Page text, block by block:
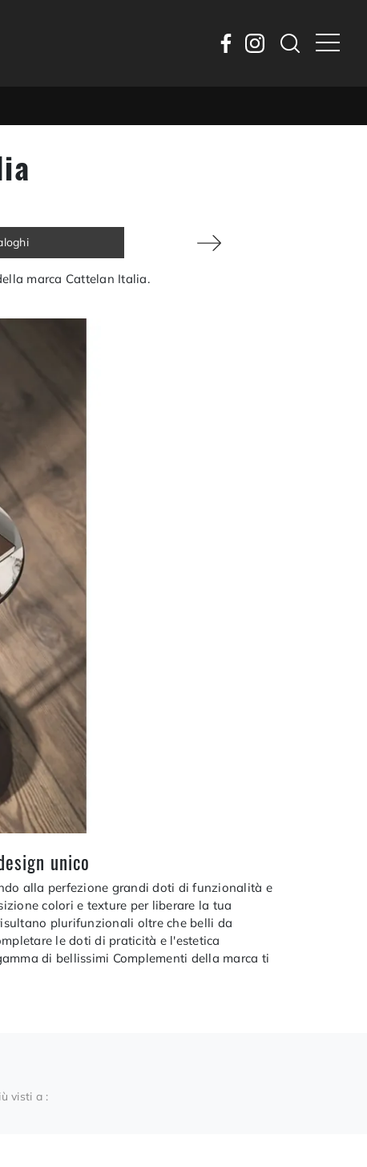
marca Cattelan Italia.
unico
alla perfezione grandi doti di funzionalità e
colori e texture per liberare la tua
plurifunzionali oltre che belli da
le doti di praticità e l'estetica
di bellissimi Complementi della marca ti
visti a :